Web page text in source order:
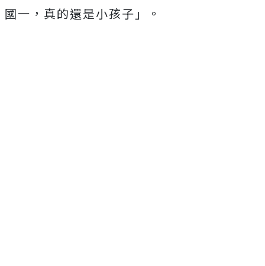
國一，真的還是小孩子」。